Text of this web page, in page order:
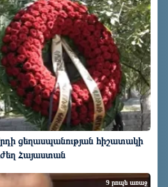
ցեղասպանության հիշատակի
Հայաստան
9 րոպե առաջ